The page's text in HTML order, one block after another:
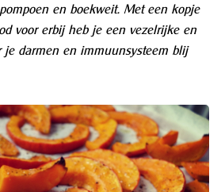
en boekweit. Met een kopje
voor erbij heb je een vezelrijke en
je darmen en immuunsysteem blij